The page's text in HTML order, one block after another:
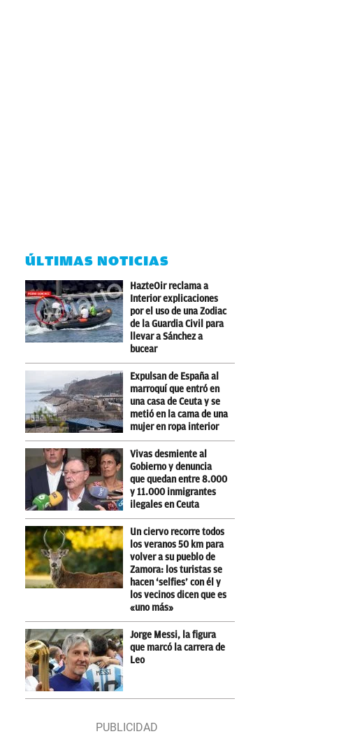
ÚLTIMAS NOTICIAS
HazteOir reclama a
Interior explicaciones
por el uso de una Zodiac
de la Guardia Civil para
llevar a Sánchez a
bucear
Expulsan de España al
marroquí que entró en
una casa de Ceuta y se
metió en la cama de una
mujer en ropa interior
Vivas desmiente al
Gobierno y denuncia
que quedan entre 8.000
y 11.000 inmigrantes
ilegales en Ceuta
Un ciervo recorre todos
los veranos 50 km para
volver a su pueblo de
Zamora: los turistas se
hacen ‘selfies’ con él y
los vecinos dicen que es
«uno más»
Jorge Messi, la figura
que marcó la carrera de
Leo